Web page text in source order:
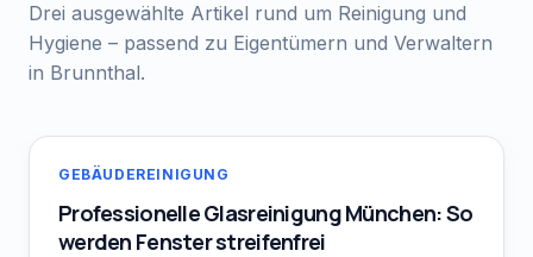
Drei ausgewählte Artikel rund um Reinigung und
Hygiene – passend zu Eigentümern und Verwaltern
in Brunnthal.
GEBÄUDEREINIGUNG
Professionelle Glasreinigung München: So
werden Fenster streifenfrei